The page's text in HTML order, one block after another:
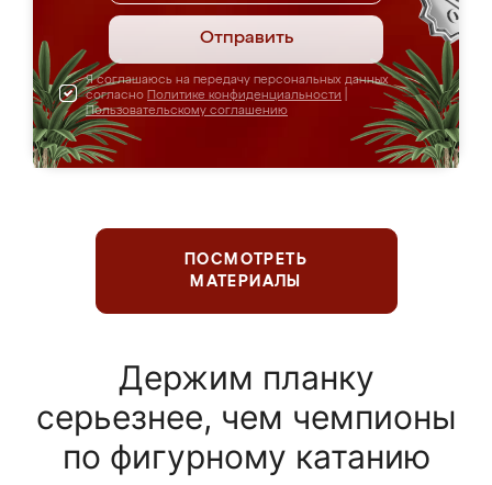
Отправить
Я соглашаюсь на передачу персональных данных
согласно Политике конфиденциальности
Пользовательскому соглашению
ПОСМОТРЕТЬ
МАТЕРИАЛЫ
Держим планку
серьезнее, чем чемпионы
по фигурному катанию